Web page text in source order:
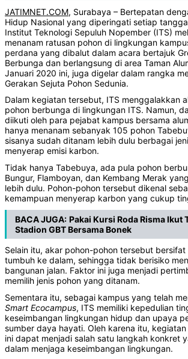
JATIMNET.COM, Surabaya – Bertepatan
Hidup Nasional yang diperingati setiap
Institut Teknologi Sepuluh Nopember (ITS)
menanam ratusan pohon di lingkungan
perdana yang dibalut dalam acara bertajuk
Berbunga dan berlangsung di area Taman
Januari 2020 ini, juga digelar dalam rangka
Gerakan Sejuta Pohon Sedunia.
Dalam kegiatan tersebut, ITS menggalakkan
pohon berbunga di lingkungan ITS. Namun,
diikuti oleh para pejabat kampus bersama
hanya menanam sebanyak 105 pohon
sisanya sudah ditanam lebih dulu berbagai
menyerap emisi karbon.
Tidak hanya Tabebuya, ada pula pohon
Bungur, Flamboyan, dan Kembang Merak
lebih dulu. Pohon-pohon tersebut dikenal
kemampuan menyerap karbon yang cukup
BACA JUGA: Pakai Kursi Roda Risma Ikut
Stadion GBT Bersama Bonek
Selain itu, akar pohon-pohon tersebut
tumbuh ke dalam, sehingga tidak berisiko
bangunan jalan. Faktor ini juga menjadi
memilih jenis pohon yang ditanam.
Sementara itu, sebagai kampus yang telah
Smart Ecocampus, ITS memiliki kepedulian
keseimbangan lingkungan hidup dan upaya
sumber daya hayati. Oleh karena itu,
ini dapat menjadi salah satu langkah konkret
dalam menjaga keseimbangan lingkungan.